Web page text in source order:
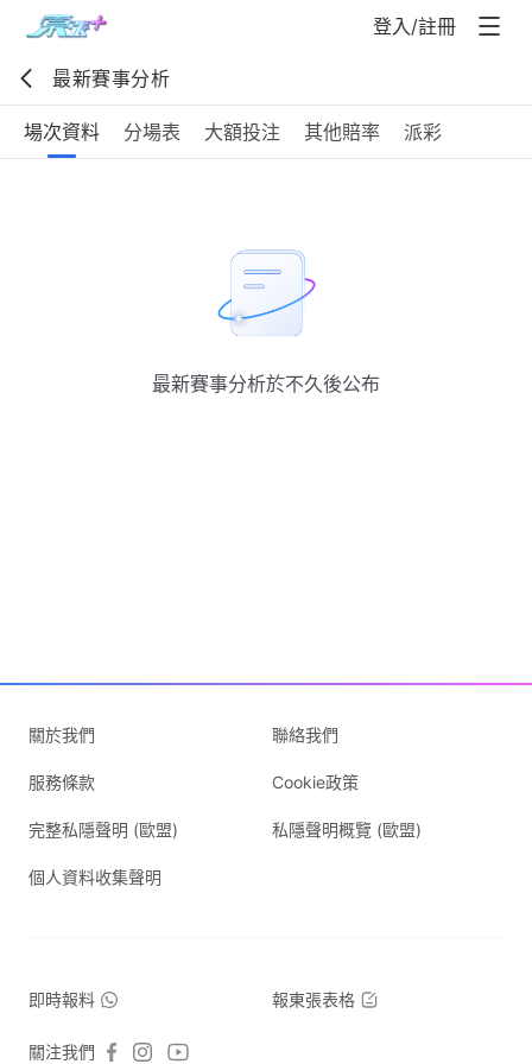
登入/註冊
最新賽事分析
場次資料 分場表 大額投注 其他賠率 派彩
最新賽事分析於不久後公布
關於我們
服務條款
完整私隱聲明 (歐盟)
個人資料收集聲明
聯絡我們
Cookie政策
私隱聲明概覽 (歐盟)
即時報料 報東張表格
關注我們